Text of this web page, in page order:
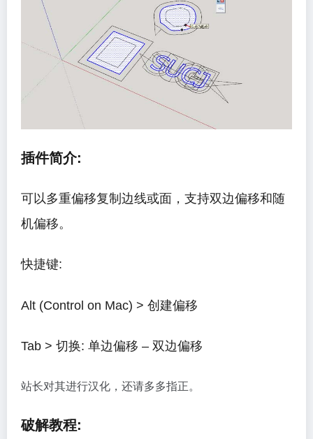
插件简介:
可以多重偏移复制边线或面，支持双边偏移和随
机偏移。
快捷键:
Alt (Control on Mac) > 创建偏移
Tab > 切换: 单边偏移 – 双边偏移
站长对其进行汉化，还请多多指正。
破解教程: